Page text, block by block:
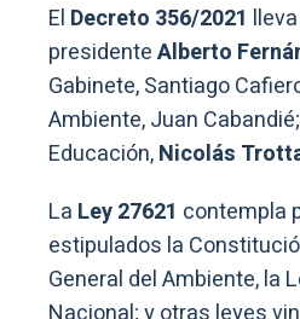
El Decreto 356/2021
presidenteAlberto
Gabinete, Santiago
Ambiente, Juan
Educación,Nicolás
La Ley 27621 contempla
estipulados la
General del Ambiente, la